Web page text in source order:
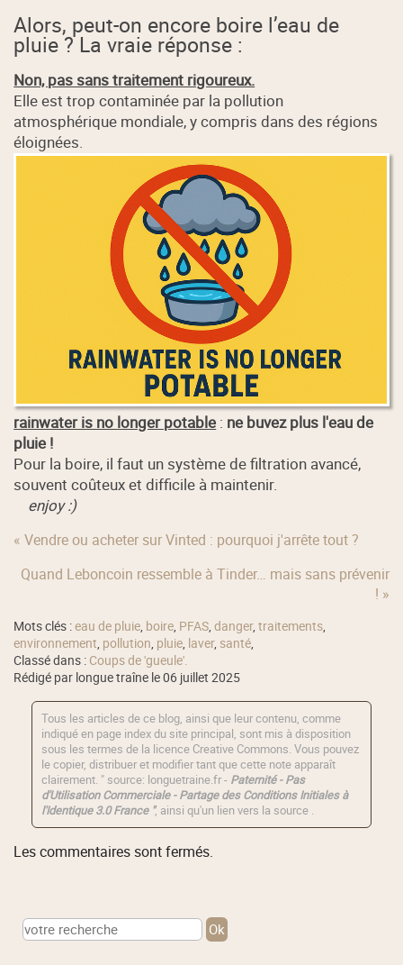
Alors, peut-on encore boire l’eau de
pluie ? La vraie réponse :
Non, pas sans traitement rigoureux.
Elle est trop contaminée par la pollution
atmosphérique mondiale, y compris dans des régions
éloignées.
rainwater is no longer potable : ne buvez plus l'eau de
pluie !
Pour la boire, il faut un système de filtration avancé,
souvent coûteux et difficile à maintenir.
enjoy :)
« Vendre ou acheter sur Vinted : pourquoi j'arrête tout ?
Quand Leboncoin ressemble à Tinder… mais sans prévenir
! »
Mots clés :eau de pluie, boire, PFAS,danger,traitements,
environnement, pollution, pluie, laver, santé,
Classé dans : Coups de 'gueule'.
Rédigé par longue traîne le 06 juillet 2025
Tous les articles de ce blog, ainsi que leur contenu, comme
indiqué en page index du site principal, sont mis à disposition
sous les termes de la licence Creative Commons. Vous pouvez
le copier, distribuer et modifier tant que cette note apparaît
clairement. " source: longuetraine.fr - Paternité - Pas
d'Utilisation Commerciale - Partage des Conditions Initiales à
l'Identique 3.0 France ", ainsi qu'un lien vers la source .
Les commentaires sont fermés.